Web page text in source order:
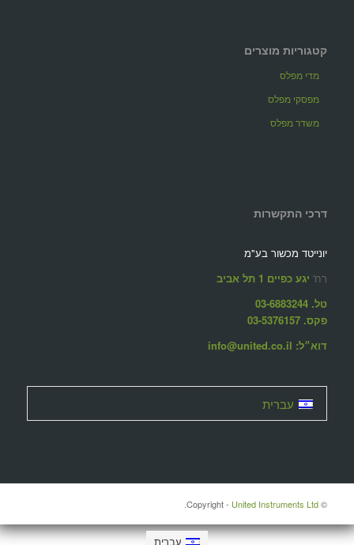
קטגוריות מוצרים
מדי מפלס
מפסקי מפלס
משדר מפלס
דרכי התקשרות
יונייטד מכשור בע"מ
רח' יגע כפיים 1 תל אביב
טל. 03-6883244
פקס. 03-5376157
דוא״ל: info@united.co.il
עברית
© ‫Copyright -
United Instruments Ltd.
עברית